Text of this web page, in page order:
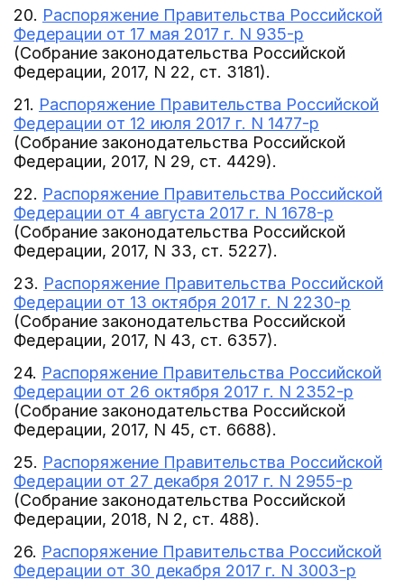
20. Распоряжение Правительства Российской
Федерации от 17 мая 2017 г. N 935-р
(Собрание законодательства Российской
Федерации, 2017, N 22, ст. 3181).
21. Распоряжение Правительства Российской
Федерации от 12 июля 2017 г. N 1477-р
(Собрание законодательства Российской
Федерации, 2017, N 29, ст. 4429).
22. Распоряжение Правительства Российской
Федерации от 4 августа 2017 г. N 1678-р
(Собрание законодательства Российской
Федерации, 2017, N 33, ст. 5227).
23. Распоряжение Правительства Российской
Федерации от 13 октября 2017 г. N 2230-р
(Собрание законодательства Российской
Федерации, 2017, N 43, ст. 6357).
24. Распоряжение Правительства Российской
Федерации от 26 октября 2017 г. N 2352-р
(Собрание законодательства Российской
Федерации, 2017, N 45, ст. 6688).
25. Распоряжение Правительства Российской
Федерации от 27 декабря 2017 г. N 2955-р
(Собрание законодательства Российской
Федерации, 2018, N 2, ст. 488).
26. Распоряжение Правительства Российской
Федерации от 30 декабря 2017 г. N 3003-р